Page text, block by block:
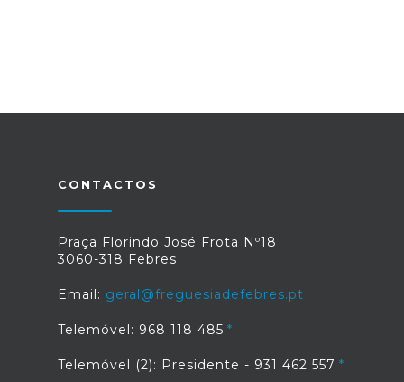
CONTACTOS
Praça Florindo José Frota Nº18
3060-318 Febres
Email: geral@freguesiadefebres.pt
Telemóvel: 968 118 485
Telemóvel (2): Presidente - 931 462 557